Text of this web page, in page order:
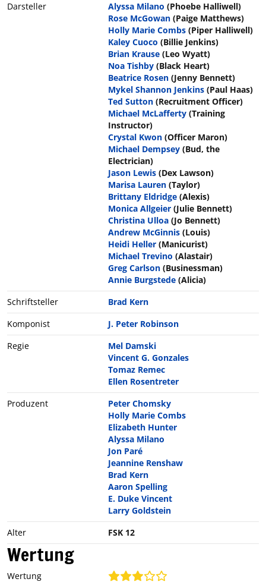
Darsteller
Alyssa Milano (Phoebe Halliwell)
Rose McGowan (Paige Matthews)
Holly Marie Combs (Piper Halliwell)
Kaley Cuoco (Billie Jenkins)
Brian Krause (Leo Wyatt)
Noa Tishby (Black Heart)
Beatrice Rosen (Jenny Bennett)
Mykel Shannon Jenkins (Paul Haas)
Ted Sutton (Recruitment Officer)
Michael McLafferty (Training
Instructor)
Crystal Kwon (Officer Maron)
Michael Dempsey (Bud, the
Electrician)
Jason Lewis (Dex Lawson)
Marisa Lauren (Taylor)
Brittany Eldridge (Alexis)
Monica Allgeier (Julie Bennett)
Christina Ulloa (Jo Bennett)
Andrew McGinnis (Louis)
Heidi Heller (Manicurist)
Michael Trevino (Alastair)
Greg Carlson (Businessman)
Annie Burgstede (Alicia)
Schriftsteller
Brad Kern
Komponist
J. Peter Robinson
Regie
Mel Damski
Vincent G. Gonzales
Tomaz Remec
Ellen Rosentreter
Produzent
Peter Chomsky
Holly Marie Combs
Elizabeth Hunter
Alyssa Milano
Jon Paré
Jeannine Renshaw
Brad Kern
Aaron Spelling
E. Duke Vincent
Larry Goldstein
Alter
FSK 12
Wertung
Wertung